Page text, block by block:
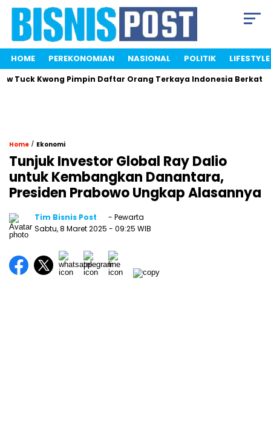
HOME PEREKONOMIAN NASIONAL POLITIK LIFESTYLE
Kwong Pimpin Daftar Orang Terkaya Indonesia Berkat
Home / Ekonomi
Tunjuk Investor Global Ray Dalio
untuk Kembangkan Danantara,
Presiden Prabowo Ungkap Alasannya
Tim Bisnis Post
- Pewarta
Sabtu, 8 Maret 2025 - 09:25 WIB